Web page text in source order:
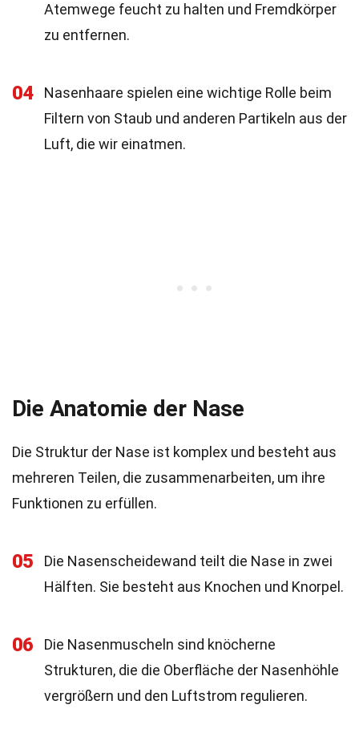
Atemwege feucht zu halten und Fremdkörper
zu entfernen.
04
Nasenhaare spielen eine wichtige Rolle beim
Filtern von Staub und anderen Partikeln aus der
Luft, die wir einatmen.
Die Anatomie der Nase
Die Struktur der Nase ist komplex und besteht aus
mehreren Teilen, die zusammenarbeiten, um ihre
Funktionen zu erfüllen.
05
Die Nasenscheidewand teilt die Nase in zwei
Hälften. Sie besteht aus Knochen und Knorpel.
06
Die Nasenmuscheln sind knöcherne
Strukturen, die die Oberfläche der Nasenhöhle
vergrößern und den Luftstrom regulieren.